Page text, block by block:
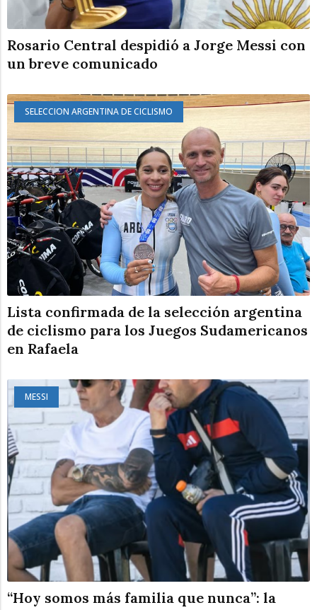
Rosario Central despidió a Jorge Messi con
un breve comunicado
SELECCION ARGENTINA DE CICLISMO
Lista confirmada de la selección argentina
de ciclismo para los Juegos Sudamericanos
en Rafaela
MESSI
“Hoy somos más familia que nunca”: la